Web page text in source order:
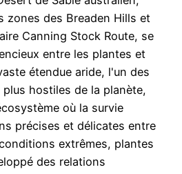
zones des Breaden Hills et
Canning Stock Route, se
entre les plantes et
étendue aride, l'un des
hostiles de la planète,
où la survie
précises et délicates entre
extrêmes, plantes
des relations